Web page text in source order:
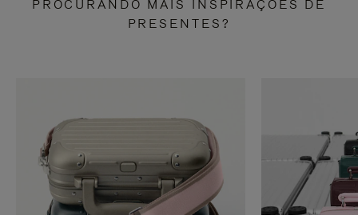
PROCURANDO MAIS INSPIRAÇÕES DE
PRESENTES?